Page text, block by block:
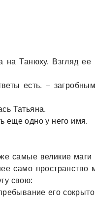
на Танюху. Взгляд ее
есть. –
Татьяна.
еще одно у него имя.
самые великие маги
само пространство
свою:
его